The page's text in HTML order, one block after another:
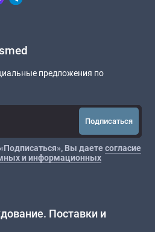
предложения по
Подписаться
Вы даетесогласие
и информационных
Поставки и